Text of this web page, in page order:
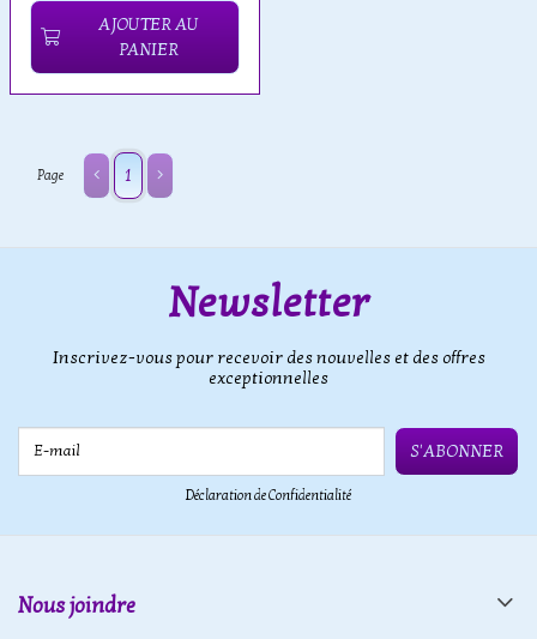
AJOUTER AU
PANIER
Page 1
Newsletter
Inscrivez-vous pour recevoir des nouvelles et des offres
exceptionnelles
S'ABONNER
Déclaration de Confidentialité
Nous joindre